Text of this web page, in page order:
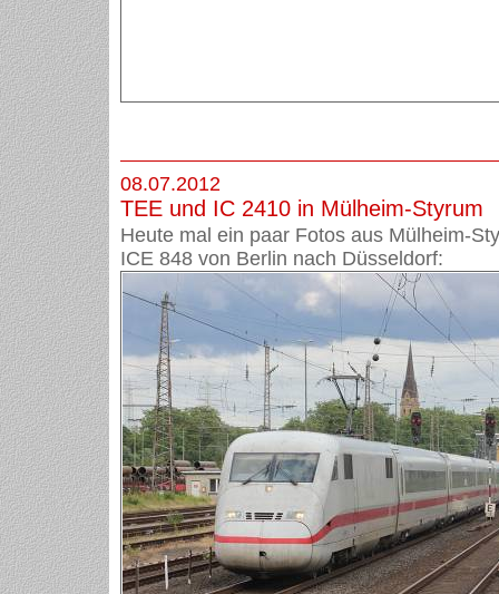
08.07.2012
TEE und IC 2410 in Mülheim-Styrum
Heute mal ein paar Fotos aus Mülheim-
ICE 848 von Berlin nach Düsseldorf: